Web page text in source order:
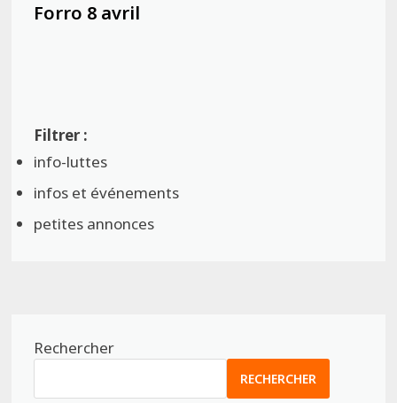
Forro 8 avril
info-luttes
infos et événements
petites annonces
Rechercher
RECHERCHER